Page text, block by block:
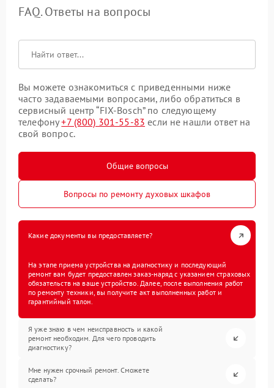
FAQ. Ответы на вопросы
Вы можете ознакомиться с приведенными ниже
часто задаваемыми вопросами, либо обратиться в
сервисный центр “FIX-Bosch” по следующему
телефону+7 (800) 301-55-83 если не нашли ответ на
свой вопрос.
Общие вопросы
Вопросы по ремонту духовых шкафов
Какие документы вы предоставляете?
На этапе приема устройства на диагностику и последующий
ремонт вам будет предоставлен заказ-наряд с указанием страховых
обязательств на ваше устройство. Далее, после выполнения работ
по ремонту техники, вы получите акт выполненных работ и
гарантийный талон.
Я уже знаю в чем неисправность и какой
ремонт необходим. Для чего проводить
диагностику?
Мне нужен срочный ремонт. Сможете
сделать?